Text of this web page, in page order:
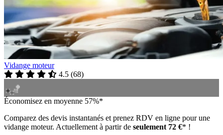
Vidange moteur
4.5 (68)
Économisez en moyenne 57%*
Comparez des devis instantanés et prenez RDV en ligne pour une
vidange moteur. Actuellement à partir de seulement 72 €* !